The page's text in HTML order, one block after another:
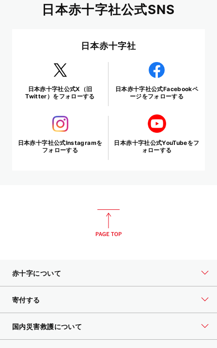
日本赤十字社公式SNS
日本赤十字社
日本赤十字社公式X（旧
Twitter）をフォローする
日本赤十字社公式Facebookペ
ージをフォローする
日本赤十字社公式Instagramを
フォローする
日本赤十字社公式YouTubeをフ
ォローする
赤十字について
寄付する
国内災害救護について